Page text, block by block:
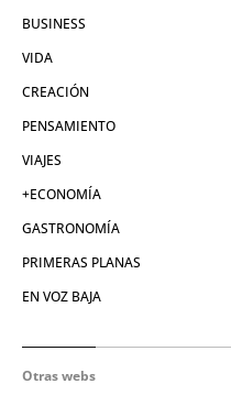
BUSINESS
VIDA
CREACIÓN
PENSAMIENTO
VIAJES
+ECONOMÍA
GASTRONOMÍA
PRIMERAS PLANAS
EN VOZ BAJA
Otras webs